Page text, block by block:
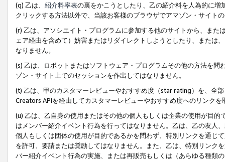
(q) 乙は、 紹介料率表の裏をかこうとしたり、乙の紹介料を人為的に
クリックする方法以外で、当該お客様のブラウザでアマゾン・サイト
(r) 乙は、アソシエイト・プログラムに参加する他のサイトから、ま
ェア経由を含めて）妨害またはリダイレクトしようとしたり、または
なりません。
(s) 乙は、ロボットまたはソフトウェア・プログラムその他の方法を
ゾン・サイト上でのセッションを作出してはなりません。
(t) 乙は、甲のカスタマーレビューやおすすめ度（star rating）を、全
Creators APIを経由してカスタマーレビューやおすすめ度へのリンクを
(u) 乙は、乙自身の使用またはその他の個人もしくは企業の使用が目
はメンバー紹介イベント行為を行ってはなりません。乙は、乙の友人
個人もしくは団体の使用が目的であるかを問わず、特別リンクを通じ
を許可、要請または奨励してはなりません。また、乙は、特別リンク
バー紹介イベント行為の実施、または再販売もしくは（あらゆる種類